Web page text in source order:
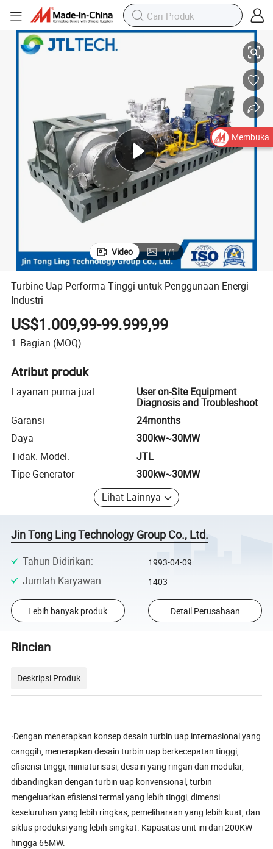
Turbine Uap Performa Tinggi untuk Penggunaan Energi Industri
Video 1/1
Turbine Uap Performa Tinggi untuk Penggunaan Energi
Industri
US$1.009,99-99.999,99
1 Bagian (MOQ)
Atribut produk
Layanan purna jual
User on-Site Equipment
Diagnosis and Troubleshoot
Garansi
24months
Daya
300kw~30MW
Tidak. Model.
JTL
Tipe Generator
300kw~30MW
Lihat Lainnya
Jin Tong Ling Technology Group Co., Ltd.
Tahun Didirikan: 1993-04-09
Jumlah Karyawan: 1403
Lebih banyak produk Detail Perusahaan
Rincian
Deskripsi Produk
·Dengan menerapkan konsep desain turbin uap internasional yang
canggih, menerapkan desain turbin uap berkecepatan tinggi,
efisiensi tinggi, miniaturisasi, desain yang ringan dan modular,
dibandingkan dengan turbin uap konvensional, turbin
mengeluarkan efisiensi termal yang lebih tinggi, dimensi
keseluruhan yang lebih ringkas, pemeliharaan yang lebih kuat, dan
siklus produksi yang lebih singkat. Kapasitas unit ini dari 200KW
hingga 65MW.
Membuka